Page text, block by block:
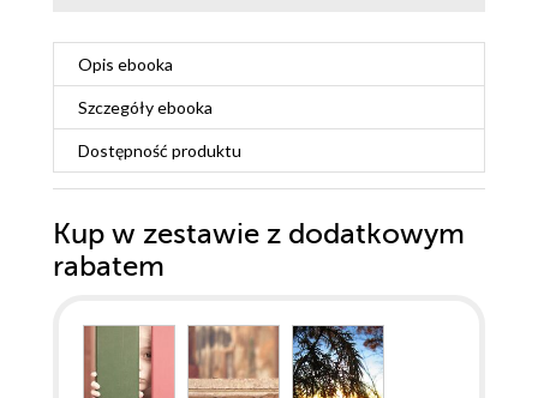
Opis ebooka
Szczegółyebooka
Dostępność produktu
Kup w zestawie z dodatkowym
rabatem